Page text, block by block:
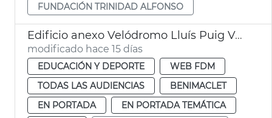
FUNDACIÓN TRINIDAD ALFONSO
Edificio anexo Velódromo Lluís Puig València
modificado hace 15 días
EDUCACIÓN Y DEPORTE
WEB FDM
TODAS LAS AUDIENCIAS
BENIMACLET
EN PORTADA
EN PORTADA TEMÁTICA